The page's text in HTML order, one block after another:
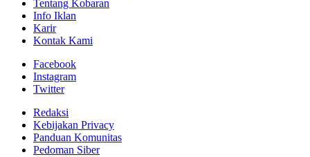
Tentang Kobaran
Info Iklan
Karir
Kontak Kami
Facebook
Instagram
Twitter
Redaksi
Kebijakan Privacy
Panduan Komunitas
Pedoman Siber